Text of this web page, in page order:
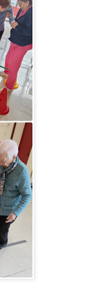
!!! 💖
el taller de elaboración de
con motivo del Día de
Vecinos de Vega-La Camocha
donde cada persona pudo vivir
de la orilla. Otros se